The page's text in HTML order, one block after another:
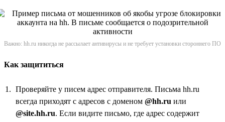
Важно: hh.ru никогда не рассылает антивирусы и не требует установки стороннего ПО
Как защититься
Проверяйте у писем адрес отправителя. Письма hh.ru
всегда приходят с адресов с доменом @hh.ru или
@site.hh.ru. Если видите письмо, где адрес содержит